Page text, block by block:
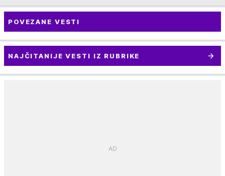
POVEZANE VESTI
NAJČITANIJE VESTI IZ RUBRIKE